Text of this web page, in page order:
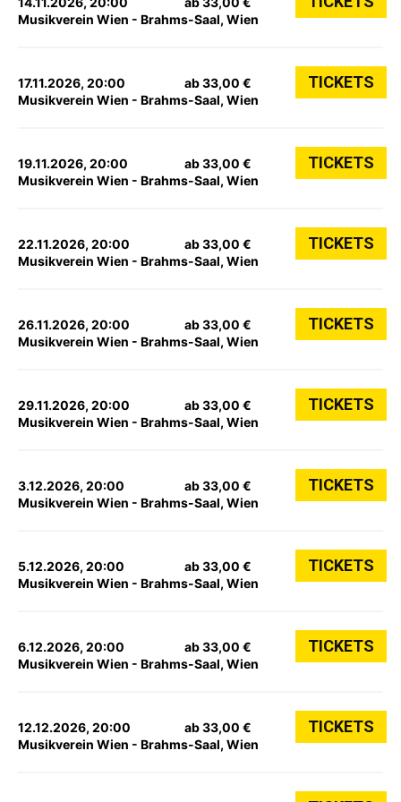
Musikverein Wien - Brahms-Saal, Wien
17.11.2026, 20:00
Musikverein Wien - Brahms-Saal, Wien
ab 33,00 € TICKETS
19.11.2026, 20:00
Musikverein Wien - Brahms-Saal, Wien
ab 33,00 € TICKETS
22.11.2026, 20:00
Musikverein Wien - Brahms-Saal, Wien
ab 33,00 € TICKETS
26.11.2026, 20:00
Musikverein Wien - Brahms-Saal, Wien
ab 33,00 € TICKETS
29.11.2026, 20:00
Musikverein Wien - Brahms-Saal, Wien
ab 33,00 € TICKETS
3.12.2026, 20:00
Musikverein Wien - Brahms-Saal, Wien
ab 33,00 € TICKETS
5.12.2026, 20:00
Musikverein Wien - Brahms-Saal, Wien
ab 33,00 € TICKETS
6.12.2026, 20:00
Musikverein Wien - Brahms-Saal, Wien
ab 33,00 € TICKETS
12.12.2026, 20:00
Musikverein Wien - Brahms-Saal, Wien
ab 33,00 € TICKETS